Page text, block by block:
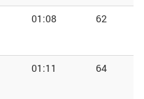
01:08 62
01:11 64